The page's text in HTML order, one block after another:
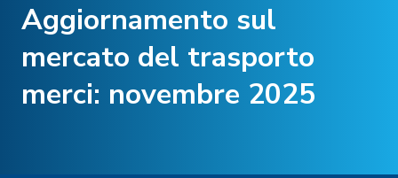
Aggiornamento sul
mercato del trasporto
merci: novembre 2025